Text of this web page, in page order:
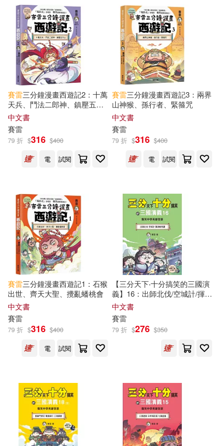
時雨沢惠一(2)
蘇桓晨 (Umas)(2)
陳佑瑄（Angela）(2)
馬丁史考特(2) (德)格林(1)
William Shakespeare(1)
上海淘米網絡科技有限公司編著(1)
傲月寒(1)
台北縣政府文化局(1)
周藝文(1) 廖佳儀(1)
廣州奇妙文化活動策劃有限公司(1)
日本圓谷製作株式會社(1)
林九路(1) 根華編輯部(1)
楊鵬(1)
安徽少年兒童出版社(8)
晴好出版(7)
Warner Classics(6) Naxos(5)
北方婦女兒童出版社(5)
SONY MUSIC(4) 博碩(4)
吉林出版集團有限責任公司(4)
天地出版社(4)
中國友誼出版公司(3)
凱信企管(3) 尖端(3)
崧燁文化(3)
Hyperion(2) Universal(2)
クラックス(2) 境好出版(2)
可海外宅配(217)
可港澳店取(200)
可新加坡店取(192)
可菲律賓店取(201)
電子書 (可複選)
適合手機平板閱讀(2)
適合平板閱讀(28)
其他 (可複選)
作者/演唱/譯/編/繪(126)
價格
範圍
賽雷三分鐘漫畫西遊記2：十萬
天兵、鬥法二郎神、鎮壓五行
山
中文書
賽雷
79 折 $316 $400
電
試閱
賽雷三分鐘漫畫西遊記3：兩界
山神猴、孫行者、緊箍咒
中文書
賽雷
79 折 $316 $400
電
試閱
賽雷三分鐘漫畫西遊記1：石猴
出世、齊天大聖、攪亂蟠桃會
中文書
賽雷
79 折 $316 $400
電
試閱
【三分天下‧十分搞笑的三國演
義】16：出師北伐/空城計/揮淚
斬馬謖──爆笑中學英雄智慧
﹝中高年級歷史圖文讀本﹞(附
贈-三國戰鬥人物卡)
中文書
賽雷
79 折 $276 $350